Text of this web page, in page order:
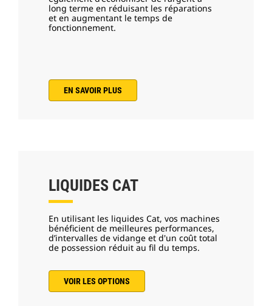
long terme en réduisant les réparations
et en augmentant le temps de
fonctionnement.
EN SAVOIR PLUS
LIQUIDES CAT
En utilisant les liquides Cat, vos machines
bénéficient de meilleures performances,
d’intervalles de vidange et d'un coût total
de possession réduit au fil du temps.
VOIR LES OPTIONS